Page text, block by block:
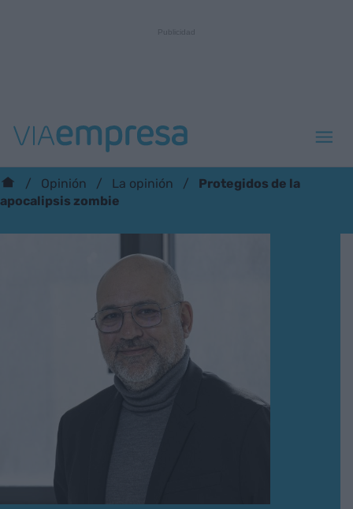
Opinión La opinión
Protegidos de la
apocalipsis zombie